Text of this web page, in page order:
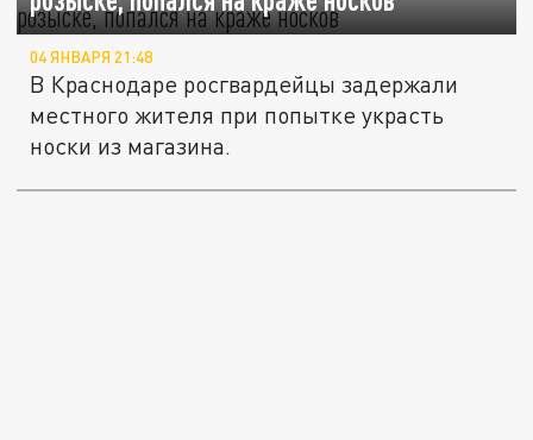
04 ЯНВАРЯ 21:48
В Краснодаре росгвардейцы задержали
местного жителя при попытке украсть
носки из магазина.